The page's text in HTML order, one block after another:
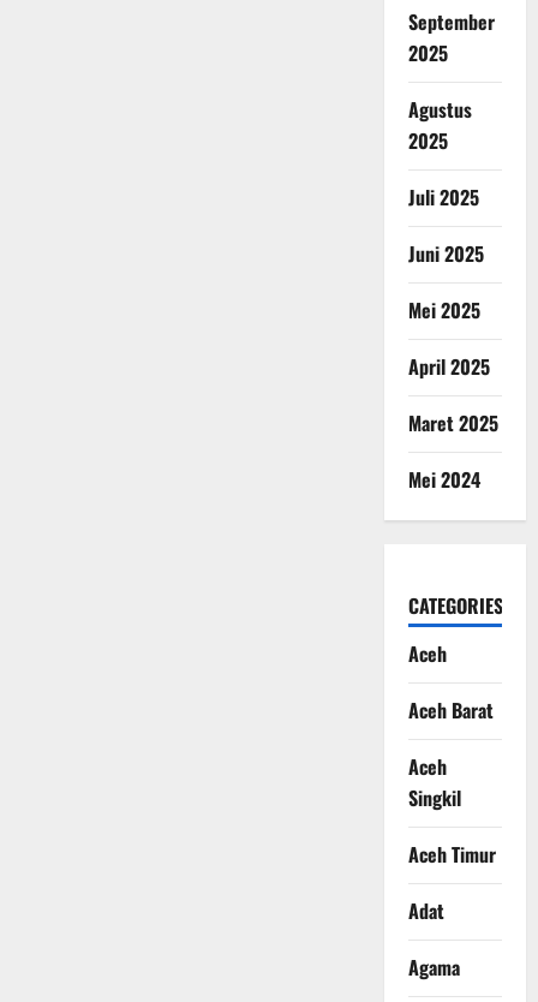
September
2025
Agustus
2025
Juli 2025
Juni 2025
Mei 2025
April 2025
Maret 2025
Mei 2024
CATEGORIES
Aceh
Aceh Barat
Aceh
Singkil
Aceh Timur
Adat
Agama